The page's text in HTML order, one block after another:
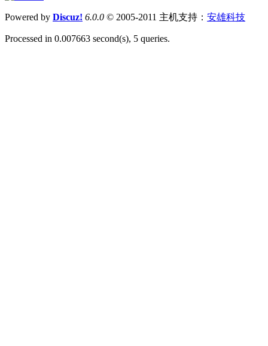
Powered by Discuz! 6.0.0 © 2005-2011 主机支持： 安雄科技
Processed in 0.007663 second(s), 5 queries.